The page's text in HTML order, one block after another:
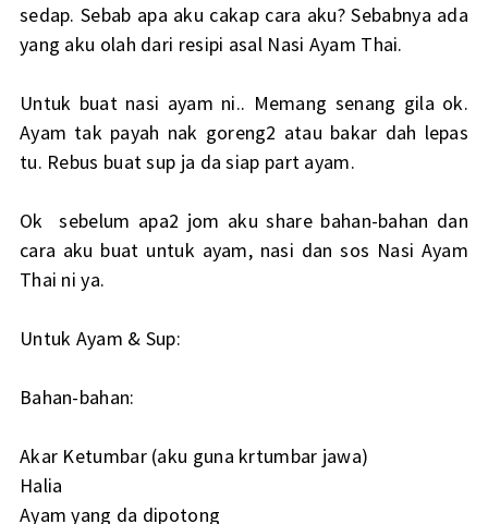
sedap. Sebab apa aku cakap cara aku? Sebabnya ada
yang aku olah dari resipi asal Nasi Ayam Thai.
Untuk buat nasi ayam ni.. Memang senang gila ok.
Ayam tak payah nak goreng2 atau bakar dah lepas
tu. Rebus buat sup ja da siap part ayam.
Ok sebelum apa2 jom aku share bahan-bahan dan
cara aku buat untuk ayam, nasi dan sos Nasi Ayam
Thai ni ya.
Untuk Ayam & Sup:
Bahan-bahan:
Akar Ketumbar (aku guna krtumbar jawa)
Halia
Ayam yang da dipotong